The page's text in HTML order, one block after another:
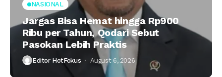
NASIONAL
Jargas Bisa Hemat hingga Rp900
Ribu per Tahun, Qodari Sebut
Pasokan Lebih Praktis
Editor HotFokus August 6, 2026